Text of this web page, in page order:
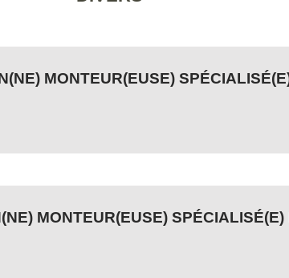
MONTEUR(EUSE)
MONTEUR(EUSE) SPÉCIALISÉ(E)